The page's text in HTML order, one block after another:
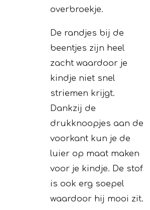
overbroekje.
De randjes bij de
beentjes zijn heel
zacht waardoor je
kindje niet snel
striemen krijgt.
Dankzij de
drukknoopjes aan de
voorkant kun je de
luier op maat maken
voor je kindje. De stof
is ook erg soepel
waardoor hij mooi zit.